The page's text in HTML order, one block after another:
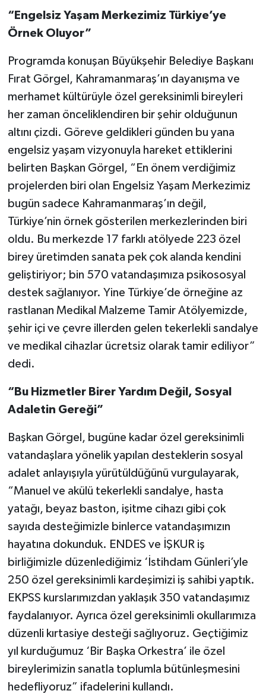
“Engelsiz Yaşam Merkezimiz Türkiye’ye
Örnek Oluyor”
Programda konuşan Büyükşehir Belediye Başkanı
Fırat Görgel, Kahramanmaraş’ın dayanışma ve
merhamet kültürüyle özel gereksinimli bireyleri
her zaman önceliklendiren bir şehir olduğunun
altını çizdi. Göreve geldikleri günden bu yana
engelsiz yaşam vizyonuyla hareket ettiklerini
belirten Başkan Görgel, “En önem verdiğimiz
projelerden biri olan Engelsiz Yaşam Merkezimiz
bugün sadece Kahramanmaraş’ın değil,
Türkiye’nin örnek gösterilen merkezlerinden biri
oldu. Bu merkezde 17 farklı atölyede 223 özel
birey üretimden sanata pek çok alanda kendini
geliştiriyor; bin 570 vatandaşımıza psikososyal
destek sağlanıyor. Yine Türkiye’de örneğine az
rastlanan Medikal Malzeme Tamir Atölyemizde,
şehir içi ve çevre illerden gelen tekerlekli sandalye
ve medikal cihazlar ücretsiz olarak tamir ediliyor”
dedi.
“Bu Hizmetler Birer Yardım Değil, Sosyal
Adaletin Gereği”
Başkan Görgel, bugüne kadar özel gereksinimli
vatandaşlara yönelik yapılan desteklerin sosyal
adalet anlayışıyla yürütüldüğünü vurgulayarak,
“Manuel ve akülü tekerlekli sandalye, hasta
yatağı, beyaz baston, işitme cihazı gibi çok
sayıda desteğimizle binlerce vatandaşımızın
hayatına dokunduk. ENDES ve İŞKUR iş
birliğimizle düzenlediğimiz ‘İstihdam Günleri’yle
250 özel gereksinimli kardeşimizi iş sahibi yaptık.
EKPSS kurslarımızdan yaklaşık 350 vatandaşımız
faydalanıyor. Ayrıca özel gereksinimli okullarımıza
düzenli kırtasiye desteği sağlıyoruz. Geçtiğimiz
yıl kurduğumuz ‘Bir Başka Orkestra’ ile özel
bireylerimizin sanatla toplumla bütünleşmesini
hedefliyoruz” ifadelerini kullandı.